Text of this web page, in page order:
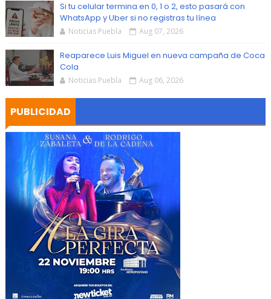
Si tu celular termina en 0, 1 o 2, esto pasará con
WhatsApp y Uber si no registras tu línea
Noticias Puebla Aug 07, 2026
Reaparece Luis Miguel en nueva campaña de Coca
Cola
Noticias Puebla Aug 06, 2026
PUBLICIDAD